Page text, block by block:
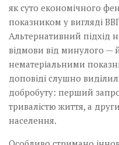
як суто економічного
показником у вигляді
Альтернативний підхід
відмови від минулого —
нематеріальними
доповіді слушно
добробуту: перший
тривалістю життя, а
населення.